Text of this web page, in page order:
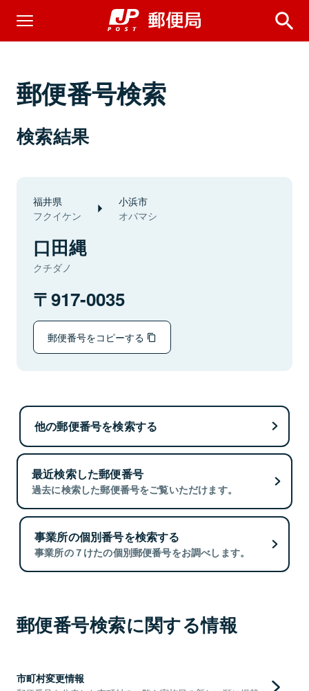
郵便番号検索
検索結果
福井県
フクイケン
小浜市
オバマシ
口田縄
クチダノ
917-0035
郵便番号をコピーする
他の郵便番号を検索する
最近検索した郵便番号
過去に検索した郵便番号をご覧いただけます。
事業所の個別番号を検索する
事業所の７けたの個別郵便番号をお調べします。
郵便番号検索に関する情報
市町村変更情報